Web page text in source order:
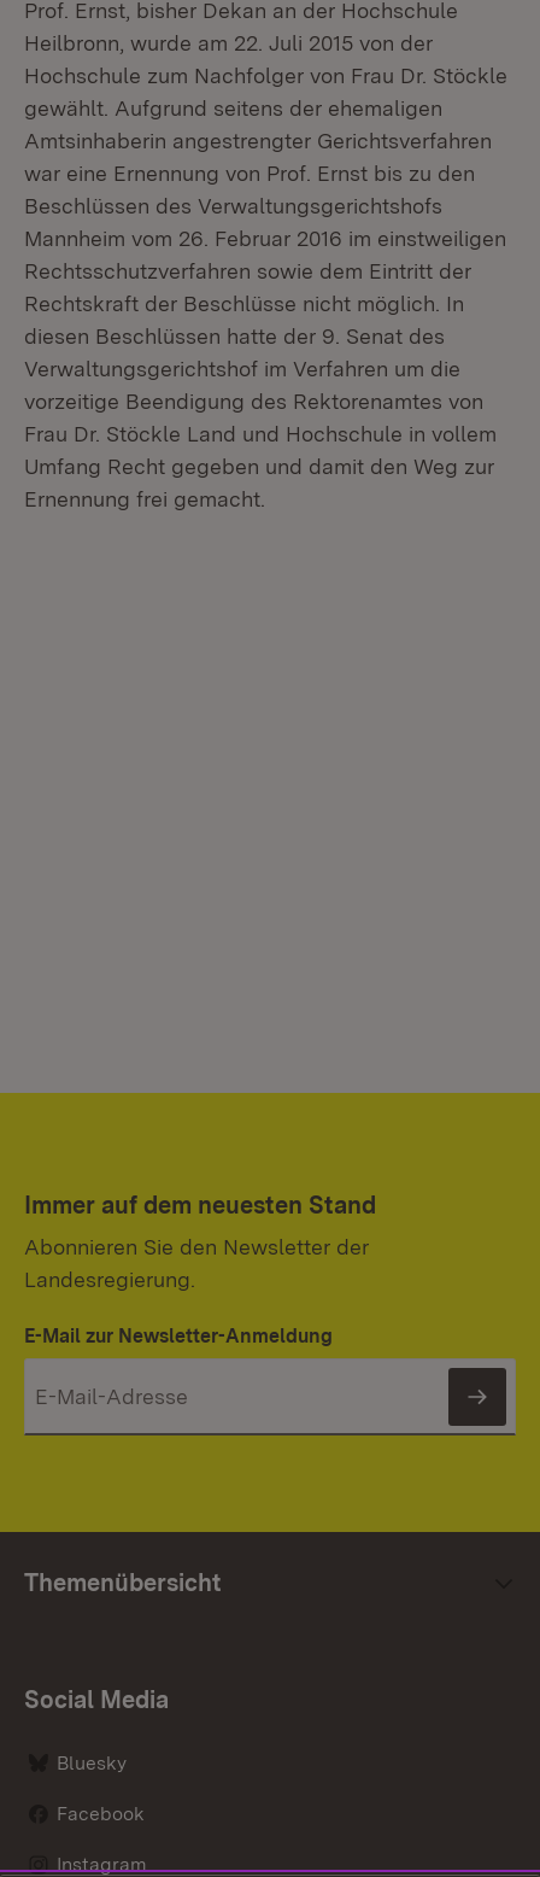
Prof. Ernst, bisher Dekan an der Hochschule
Heilbronn, wurde am 22. Juli 2015 von der
Hochschule zum Nachfolger von Frau Dr. Stöckle
gewählt. Aufgrund seitens der ehemaligen
Amtsinhaberin angestrengter Gerichtsverfahren
war eine Ernennung von Prof. Ernst bis zu den
Beschlüssen des Verwaltungsgerichtshofs
Mannheim vom 26. Februar 2016 im einstweiligen
Rechtsschutzverfahren sowie dem Eintritt der
Rechtskraft der Beschlüsse nicht möglich. In
diesen Beschlüssen hatte der 9. Senat des
Verwaltungsgerichtshof im Verfahren um die
vorzeitige Beendigung des Rektorenamtes von
Frau Dr. Stöckle Land und Hochschule in vollem
Umfang Recht gegeben und damit den Weg zur
Ernennung frei gemacht.
Immer auf dem neuesten Stand
Abonnieren Sie den Newsletter der
Landesregierung.
E-Mail zur Newsletter-Anmeldung
Themenübersicht
Social Media
Bluesky
Facebook
Instagram